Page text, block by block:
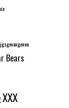
Bears
XXX